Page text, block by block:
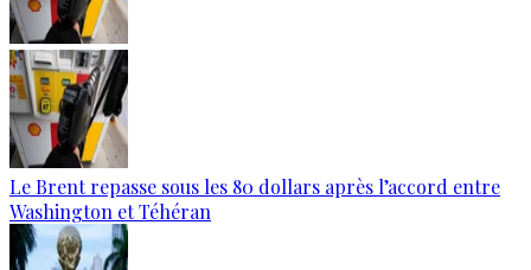
Le Brent repasse sous les 80 dollars après l’accord entre
Washington et Téhéran